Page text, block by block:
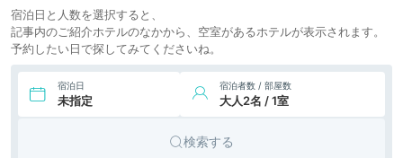
ル
ホテル日航熊本
icotto 楽天トラベル
テル
ワン・ステーショ
5,623円〜 5,400円〜
宿泊日と人数を選択すると、
記事内のご紹介ホテルのなかから、空室があるホテルが表示されます。
予約したい日で探してみてくださいね。
宿泊日
未指定
宿泊者数 / 部屋数
大人2名 / 1室
検索する